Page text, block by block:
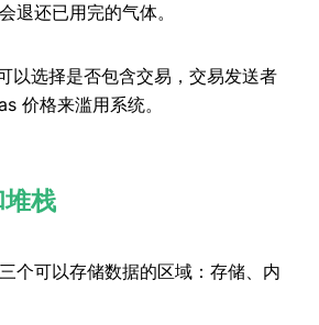
退还已用完的气体。
以选择是否包含交易，交易发送者
价格来滥用系统。
栈
个可以存储数据的区域：存储、内